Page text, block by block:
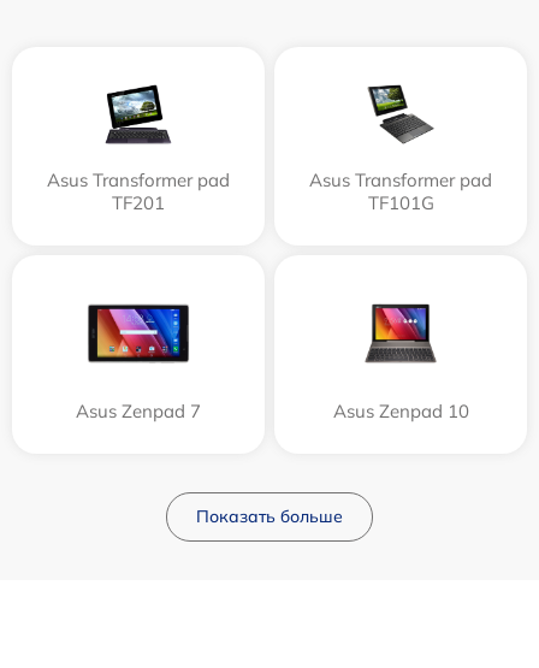
Asus Transformer pad
TF201
Asus Transformer pad
TF101G
Asus Zenpad 7 Asus Zenpad 10
Показать больше